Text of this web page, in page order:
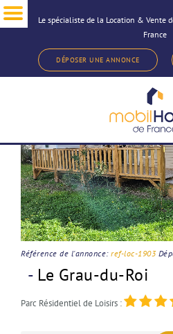
Le spécialiste de la Location & Vente
France
DÉPOSER UNE ANNONCE
< Revenir à la sélection d'annonce
Référence de l'annonce: ref-loc-1903
-Le Grau-du-Roi
Parc Résidentiel de Loisirs :